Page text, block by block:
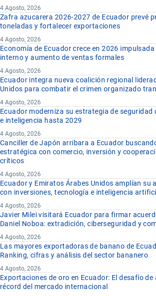
Para el cálculo de tributos e impuestos de
requieren criterios específicos para la
utilice las herramientas personalizadas.
4 Agosto, 2026
Zafra azucarera 2026-2027 de Ecuador prevé
toneladas y fortalecer exportaciones
4 Agosto, 2026
Economía de Ecuador crece en 2026
interno y aumento de ventas formales
4 Agosto, 2026
Ecuador integra nueva coalición regional
Unidos para combatir el crimen organizado
4 Agosto, 2026
Ecuador moderniza su estrategia de seguridad
e inteligencia hasta 2029
4 Agosto, 2026
Canciller de Japón arribara a Ecuador
estratégica con comercio, inversión y
críticos
4 Agosto, 2026
Ecuador y Emiratos Árabes Unidos amplían su
con inversiones, tecnología e inteligencia
4 Agosto, 2026
Javier Milei visitará Ecuador para firmar
Daniel Noboa: extradición, ciberseguridad y
4 Agosto, 2026
Las mayores exportadoras de banano de
Ranking, cifras y análisis del sector bananero
4 Agosto, 2026
Exportaciones de oro en Ecuador: El desafío
récord del mercado internacional